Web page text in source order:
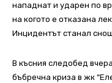
нападнат и ударен по
на когото е отказана
Инцидентът станал
В късния следобед
бъбречна криза в жк